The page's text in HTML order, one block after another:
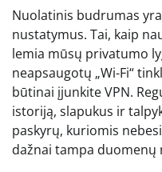
Nuolatinis budrumas
nustatymus. Tai, kaip
lemia mūsų privatumo
neapsaugotų „Wi-Fi“
būtinai įjunkite VPN.
istoriją, slapukus ir
paskyrų, kuriomis
dažnai tampa duomenų